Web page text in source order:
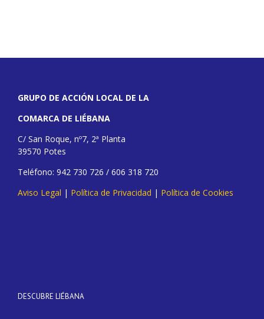
GRUPO DE ACCIÓN LOCAL DE LA
COMARCA DE LIÉBANA
C/ San Roque, nº7, 2ª Planta
39570 Potes
Teléfono: 942 730 726 / 606 318 720
Aviso Legal | Política de Privacidad | Política de Cookies
DESCUBRE LIÉBANA